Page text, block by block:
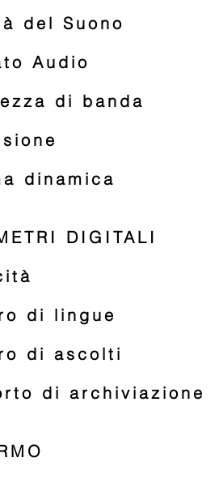
del Suono
Audio
di banda
dinamica
DIGITALI
di lingue
di ascolti
di archiviazione